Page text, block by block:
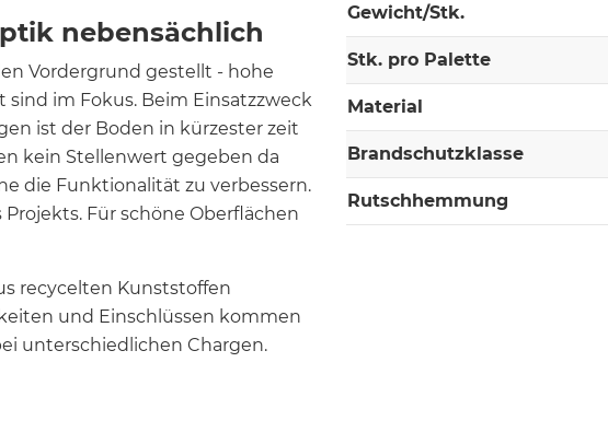
nebensächlich
Vordergrund gestellt - hohe
im Fokus. Beim Einsatzzweck
ist der Boden in kürzester zeit
kein Stellenwert gegeben da
die Funktionalität zu verbessern.
Für schöne Oberflächen
recycelten Kunststoffen
und Einschlüssen kommen
unterschiedlichen Chargen.
Gewicht/Stk.
Stk. pro Palette
Material
Brandschutzklasse
Rutschhemmung